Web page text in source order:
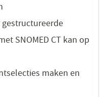
SNOMED CT kan op
maken en